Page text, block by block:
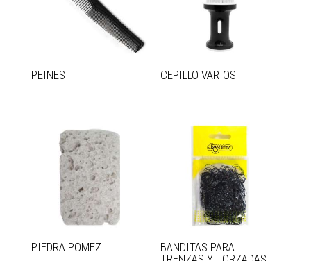
PEINES CEPILLO VARIOS
PIEDRA POMEZ
BANDITAS PARA